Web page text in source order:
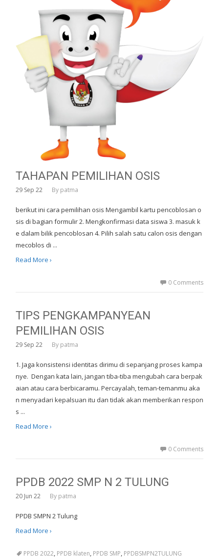
TAHAPAN PEMILIHAN OSIS
29 Sep 22 By patma
berikut ini cara pemilihan osis Mengambil kartu pencoblosan o
sis di bagian formulir 2. Mengkonfirmasi data siswa 3. masuk k
e dalam bilik pencoblosan 4. Pilih salah satu calon osis dengan
mecoblos di ...
Read More ›
0 Comments
TIPS PENGKAMPANYEAN
PEMILIHAN OSIS
29 Sep 22 By patma
1. Jaga konsistensi identitas dirimu di sepanjang proses kampa
nye. Dengan kata lain, jangan tiba-tiba mengubah cara berpak
aian atau cara berbicaramu. Percayalah, teman-temanmu aka
n menyadari kepalsuan itu dan tidak akan memberikan respon
s ...
Read More ›
0 Comments
PPDB 2022 SMP N 2 TULUNG
20 Jun 22 By patma
PPDB SMPN 2 Tulung
Read More ›
PPDB 2022, PPDB klaten, PPDB SMP, PPDBSMPN2TULUNG